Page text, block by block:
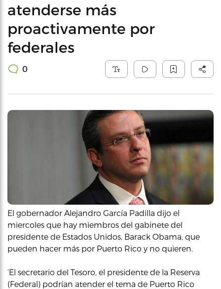
atenderse más
proactivamente por
federales
0
El gobernador Alejandro García Padilla dijo el
miercoles que hay miembros del gabinete del
presidente de Estados Unidos, Barack Obama, que
pueden hacer más por Puerto Rico y no quieren.
‘El secretario del Tesoro, el presidente de la Reserva
(Federal) podrían atender el tema de Puerto Rico